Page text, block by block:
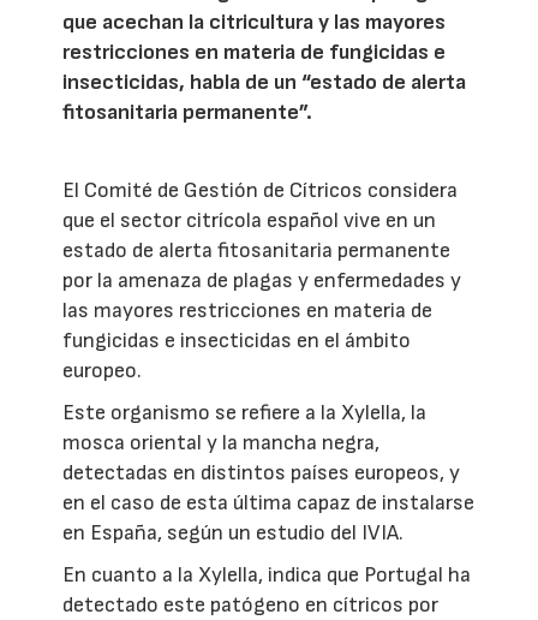
que acechan la citricultura y las mayores
restricciones en materia de fungicidas e
insecticidas, habla de un “estado de alerta
fitosanitaria permanente”.
El Comité de Gestión de Cítricos considera
que el sector citrícola español vive en un
estado de alerta fitosanitaria permanente
por la amenaza de plagas y enfermedades y
las mayores restricciones en materia de
fungicidas e insecticidas en el ámbito
europeo.
Este organismo se refiere a la Xylella, la
mosca oriental y la mancha negra,
detectadas en distintos países europeos, y
en el caso de esta última capaz de instalarse
en España, según un estudio del IVIA.
En cuanto a la Xylella, indica que Portugal ha
detectado este patógeno en cítricos por